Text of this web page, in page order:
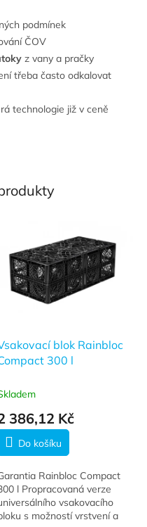
podmínek
ČOV
z vany a pračky
třeba často odkalovat
technologie již v ceně
blok Rainbloc
300 l
386,12 Kč
Do košíku
Rainbloc Compact
l Propracovaná verze
vsakovacího
s možností vrstvení a